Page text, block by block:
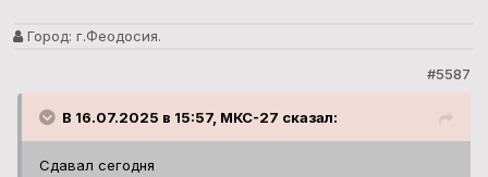
Город: г.Феодосия.
#5587
В 16.07.2025 в 15:57, МКС-27 сказал:
Сдавал сегодня